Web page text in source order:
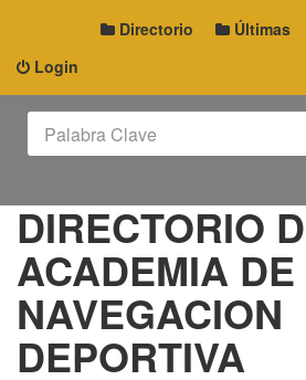
Login
Directorio Últimas
DIRECTORIO
ACADEMIA DE
NAVEGACION
DEPORTIVA